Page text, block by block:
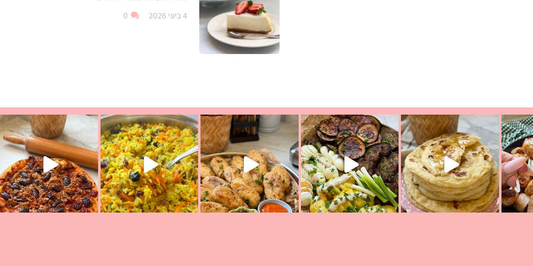
4 ביוני 2026 0
מעול
לאכול משהו אז מה בשבילכם? בפ
פסטל טוניסאי לתשעת הימים, חשבתי מה לחדש לכם ונראה
אורז יצירתי לתשעת הימים ולכבוד שבת קודשלמתכון
פיצה של תשעת הימים ולמה היא נקראת ככה? ההסבר בסרטו